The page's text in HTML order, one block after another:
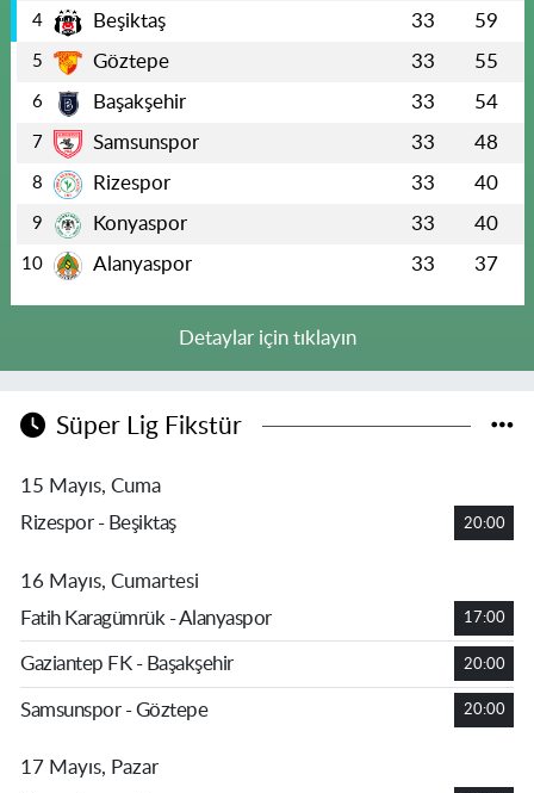
4 Beşiktaş 33 59
5 Göztepe 33 55
6 Başakşehir 33 54
7 Samsunspor 33 48
8 Rizespor 33 40
9 Konyaspor 33 40
10 Alanyaspor 33 37
Detaylar için tıklayın
Süper Lig Fikstür
15 Mayıs, Cuma
Rizespor - Beşiktaş
20:00
16 Mayıs, Cumartesi
Fatih Karagümrük - Alanyaspor
17:00
Gaziantep FK - Başakşehir 20:00
Samsunspor - Göztepe 20:00
17 Mayıs, Pazar